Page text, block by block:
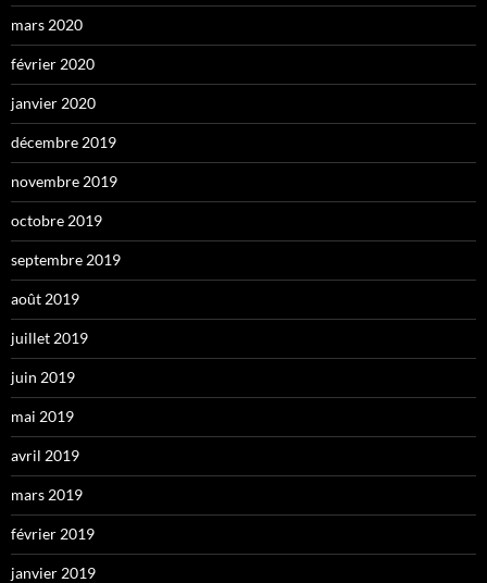
mars 2020
février 2020
janvier 2020
décembre 2019
novembre 2019
octobre 2019
septembre 2019
août 2019
juillet 2019
juin 2019
mai 2019
avril 2019
mars 2019
février 2019
janvier 2019